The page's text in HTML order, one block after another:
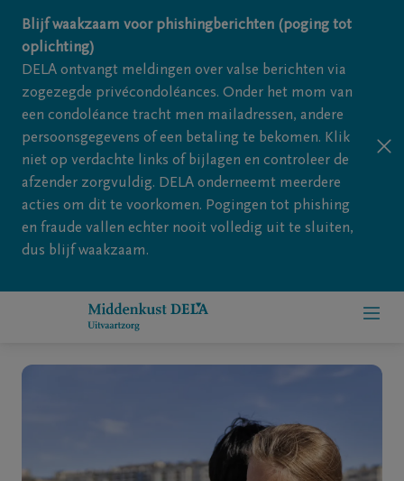
Overslaan en naar inhoud gaan
Blijf waakzaam voor phishingberichten (poging tot
oplichting)
DELA ontvangt meldingen over valse berichten via
zogezegde privécondoléances. Onder het mom van
een condoléance tracht men mailadressen, andere
persoonsgegevens of een betaling te bekomen. Klik
niet op verdachte links of bijlagen en controleer de
afzender zorgvuldig. DELA onderneemt meerdere
acties om dit te voorkomen. Pogingen tot phishing
en fraude vallen echter nooit volledig uit te sluiten,
dus blijf waakzaam.